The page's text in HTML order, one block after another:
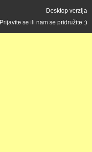
Desktop verzija
Prijavite se ili nam se pridružite :)